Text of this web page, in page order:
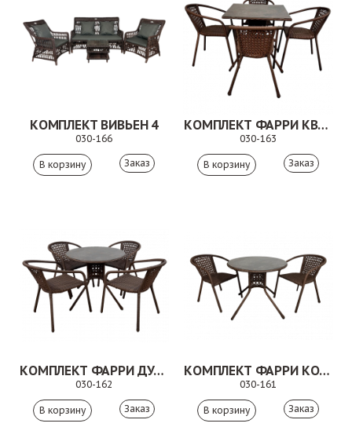
КОМПЛЕКТ ВИВЬЕН 4
030-166
Заказ
КОМПЛЕКТ ФАРРИ КВАДРО КОРИЧНЕВЫЙ
030-163
Заказ
КОМПЛЕКТ ФАРРИ ДУО КОРИЧНЕВЫЙ
030-162
Заказ
КОМПЛЕКТ ФАРРИ КОРИЧНЕВЫЙ
030-161
Заказ